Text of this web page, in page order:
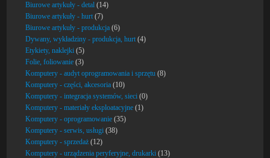
Biurowe artykuły - detal (14)
Biurowe artykuły - hurt (7)
Biurowe artykuły - produkcja (6)
Dywany, wykładziny - produkcja, hurt (4)
Etykiety, naklejki (5)
Folie, foliowanie (3)
Komputery - audyt oprogramowania i sprzętu (8)
Komputery - części, akcesoria (10)
Komputery - integracja systemów, sieci (0)
Komputery - materiały eksploatacyjne (1)
Komputery - oprogramowanie (35)
Komputery - serwis, usługi (38)
Komputery - sprzedaż (12)
Komputery - urządzenia peryferyjne, drukarki (13)